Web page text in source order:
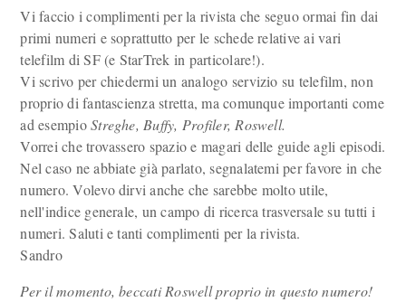
Vi faccio i complimenti per la rivista che seguo ormai fin dai
primi numeri e soprattutto per le schede relative ai vari
telefilm di SF (e StarTrek in particolare!).
Vi scrivo per chiedermi un analogo servizio su telefilm, non
proprio di fantascienza stretta, ma comunque importanti come
ad esempioStreghe, Buffy, Profiler, Roswell.
Vorrei che trovassero spazio e magari delle guide agli episodi.
Nel caso ne abbiate già parlato, segnalatemi per favore in che
numero. Volevo dirvi anche che sarebbe molto utile,
nell'indice generale, un campo di ricerca trasversale su tutti i
numeri. Saluti e tanti complimenti per la rivista.
Sandro
Per il momento, beccati Roswell proprio in questo numero!